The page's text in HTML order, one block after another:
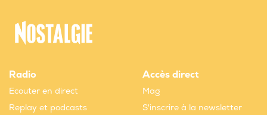
Radio
Ecouter en direct
Replay et podcasts
Accès direct
Mag
S'inscrire à la newsletter